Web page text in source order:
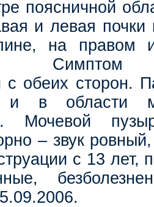
поясничной
и левая почки
на правом
Симптом
с обеих сторон.
и в области
Мочевой
– звук
с 13 лет,